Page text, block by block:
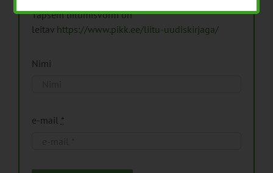
Täpsem liitumisvorm on
leitav https://www.pikk.ee/liitu-uudiskirjaga/
Nimi
e-mail *